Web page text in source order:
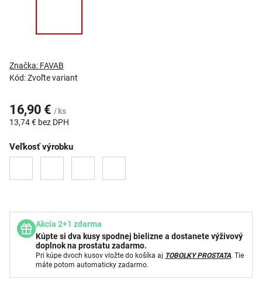
Kód:Zvoľte variant
Značka: FAVAB
16,90 € / ks
13,74 € bez DPH
Veľkosť výrobku
Akcia 2+1 zdarma
Kúpte si dva kusy spodnej bielizne a dostanete výživový
doplnok na prostatu zadarmo.
Pri kúpe dvoch kusov vložte do košíka aj TOBOLKY PROSTATA. Tie
máte potom automaticky zadarmo.